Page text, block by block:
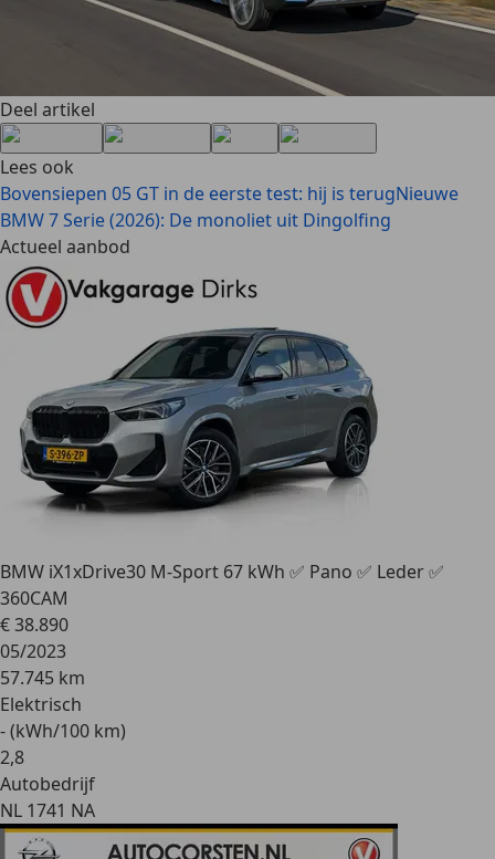
Deel artikel
Lees ook
Bovensiepen 05 GT in de eerste test: hij is terugNieuwe
BMW 7 Serie (2026): De monoliet uit Dingolfing
Actueel aanbod
BMW iX1xDrive30 M-Sport 67 kWh ✅ Pano ✅ Leder ✅
360CAM
€ 38.890
05/2023
57.745 km
Elektrisch
- (kWh/100 km)
2,8
Autobedrijf
NL 1741 NA